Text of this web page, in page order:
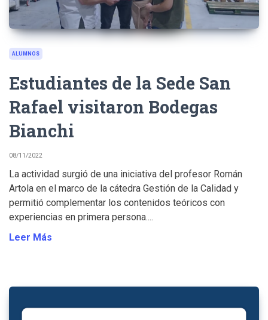
ALUMNOS
Estudiantes de la Sede San
Rafael visitaron Bodegas
Bianchi
08/11/2022
La actividad surgió de una iniciativa del profesor Román
Artola en el marco de la cátedra Gestión de la Calidad y
permitió complementar los contenidos teóricos con
experiencias en primera persona....
Leer Más